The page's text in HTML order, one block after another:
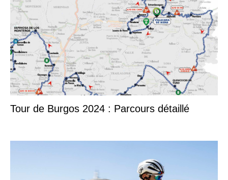
Tour de Burgos 2024 : Parcours détaillé